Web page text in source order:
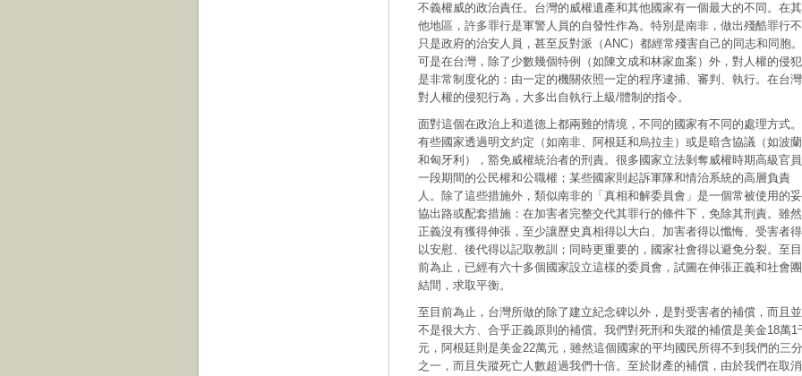
不義權威的政治責任。台灣的威權遺產和其他國家有一個最大的不同。在其
他地區，許多罪行是軍警人員的自發性作為。特別是南非，做出殘酷罪行不
只是政府的治安人員，甚至反對派（ANC）都經常殘害自己的同志和同胞。
可是在台灣，除了少數幾個特例（如陳文成和林家血案）外，對人權的侵犯
是非常制度化的：由一定的機關依照一定的程序逮捕、審判、執行。在台灣
對人權的侵犯行為，大多出自執行上級/體制的指令。
面對這個在政治上和道德上都兩難的情境，不同的國家有不同的處理方式。
有些國家透過明文約定（如南非、阿根廷和烏拉圭）或是暗含協議（如波蘭
和匈牙利），豁免威權統治者的刑責。很多國家立法剝奪威權時期高級官員
一段期間的公民權和公職權；某些國家則起訴軍隊和情治系統的高層負責
人。除了這些措施外，類似南非的「真相和解委員會」是一個常被使用的妥
協出路或配套措施：在加害者完整交代其罪行的條件下，免除其刑責。雖然
正義沒有獲得伸張，至少讓歷史真相得以大白、加害者得以懺悔、受害者得
以安慰、後代得以記取教訓；同時更重要的，國家社會得以避免分裂。至目
前為止，已經有六十多個國家設立這樣的委員會，試圖在伸張正義和社會團
結間，求取平衡。
至目前為止，台灣所做的除了建立紀念碑以外，是對受害者的補償，而且並
不是很大方、合乎正義原則的補償。我們對死刑和失蹤的補償是美金18萬1
元，阿根廷則是美金22萬元，雖然這個國家的平均國民所得不到我們的三分
之一，而且失蹤死亡人數超過我們十倍。至於財產的補償，由於我們在取消